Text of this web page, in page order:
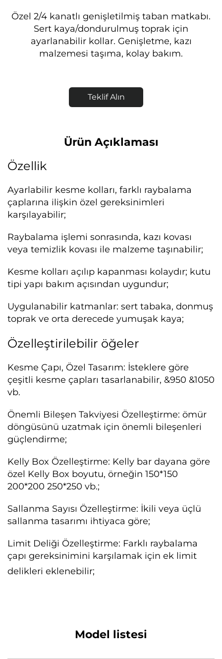
Özel 2/4 kanatlı genişletilmiş taban matkabı.
Sert kaya/dondurulmuş toprak için
ayarlanabilir kollar. Genişletme, kazı
malzemesi taşıma, kolay bakım.
Teklif Alın
Ürün Açıklaması
Özellik
Ayarlabilir kesme kolları, farklı raybalama
çaplarına ilişkin özel gereksinimleri
karşılayabilir;
Raybalama işlemi sonrasında, kazı kovası
veya temizlik kovası ile malzeme taşınabilir;
Kesme kolları açılıp kapanması kolaydır; kutu
tipi yapı bakım açısından uygundur;
Uygulanabilir katmanlar: sert tabaka, donmuş
toprak ve orta derecede yumuşak kaya;
Özelleştirilebilir öğeler
Kesme Çapı, Özel Tasarım: İsteklere göre
çeşitli kesme çapları tasarlanabilir, &950 &1050
vb.
Önemli Bileşen Takviyesi Özelleştirme: ömür
döngüsünü uzatmak için önemli bileşenleri
güçlendirme;
Kelly Box Özelleştirme: Kelly bar dayana göre
özel Kelly Box boyutu, örneğin 150*150
200*200 250*250 vb.;
Sallanma Sayısı Özelleştirme: İkili veya üçlü
sallanma tasarımı ihtiyaca göre;
Limit Deliği Özelleştirme: Farklı raybalama
çapı gereksinimini karşılamak için ek limit
delikleri eklenebilir;
Model listesi